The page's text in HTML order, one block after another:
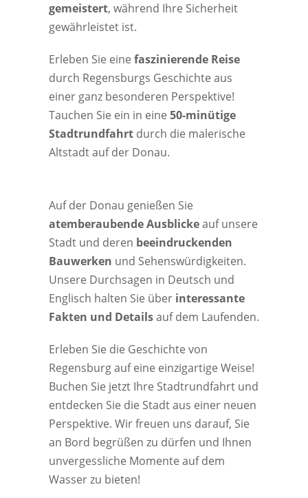
gemeistert, während Ihre Sicherheit
gewährleistet ist.
Erleben Sie eine faszinierende Reise
durch Regensburgs Geschichte aus
einer ganz besonderen Perspektive!
Tauchen Sie ein in eine 50-minütige
Stadtrundfahrtdurch die malerische
Altstadt auf der Donau.
Auf der Donau genießen Sie
atemberaubende Ausblickeauf unsere
Stadt und deren beeindruckenden
Bauwerken und Sehenswürdigkeiten.
Unsere Durchsagen in Deutsch und
Englisch halten Sie über interessante
Fakten und Detailsauf dem Laufenden.
Erleben Sie die Geschichte von
Regensburg auf eine einzigartige Weise!
Buchen Sie jetzt Ihre Stadtrundfahrt und
entdecken Sie die Stadt aus einer neuen
Perspektive. Wir freuen uns darauf, Sie
an Bord begrüßen zu dürfen und Ihnen
unvergessliche Momente auf dem
Wasser zu bieten!